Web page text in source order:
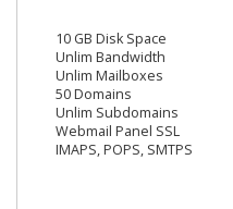
10 GB Disk Space
Unlim Bandwidth
Unlim Mailboxes
50 Domains
Unlim Subdomains
Webmail Panel SSL
IMAPS, POPS, SMTPS